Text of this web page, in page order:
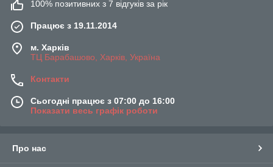
100% позитивних з 7 відгуків за рік
Працює з 19.11.2014
м. Харків
ТЦ Барабашово, Харків, Україна
Контакти
Сьогодні працює з 07:00 до 16:00
Показати весь графік роботи
Про нас